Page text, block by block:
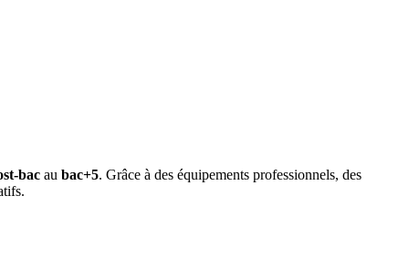
bac au bac+5. Grâce à des équipements professionnels, des